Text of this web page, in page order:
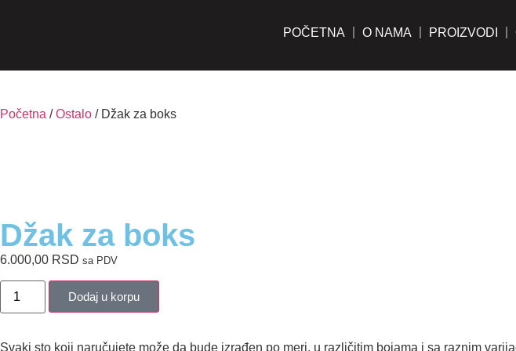
POČETNA O NAMA PROIZVODI
Početna /Ostalo / Džak za boks
Džak za boks
6.000,00 RSD sa PDV
Dodaj u korpu
Svaki sto koji naručujete može da bude izrađen po meri, u različitim bojama i sa raznim